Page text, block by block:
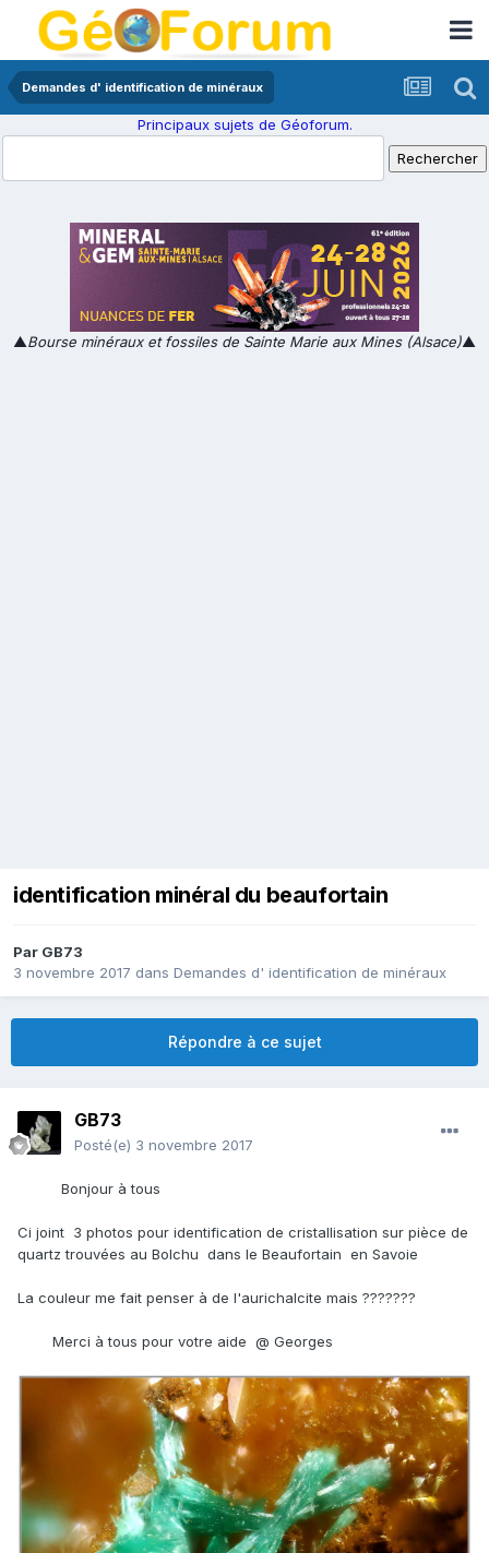
Demandes d' identification de minéraux
Principaux sujets de Géoforum.
▲Bourse minéraux et fossiles de Sainte Marie aux Mines (Alsace)▲
identification minéral du beaufortain
Par GB73
3 novembre 2017 dans Demandes d' identification de minéraux
Répondre à ce sujet
GB73
Posté(e) 3 novembre 2017
Bonjour à tous
Ci joint 3 photos pour identification de cristallisation sur pièce de
quartz trouvées au Bolchu dans le Beaufortain en Savoie
La couleur me fait penser à de l'aurichalcite mais ???????
Merci à tous pour votre aide @ Georges